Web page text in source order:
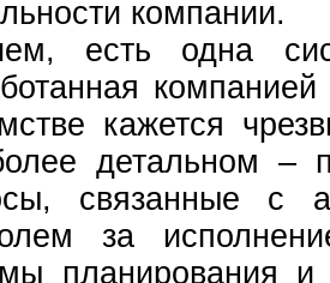
компании.
есть одна
кажется
детальном –
связанные с
за
планирования